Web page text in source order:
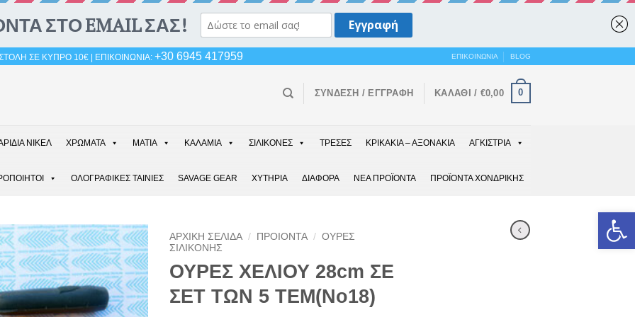
ΣΕ ΚΥΠΡΟ 10€ | ΕΠΙΚΟΙΝΩΝΙΑ: +30 6945 417959 ΕΠΙΚΟΙΝΩΝΙΑ BLOG
ΣΎΝΔΕΣΗ / ΕΓΓΡΑΦΉ ΚΑΛΆΘΙ / €0,00 0
ΝΙΚΕΛ ΧΡΩΜΑΤΑ ΜΑΤΙΑ ΚΑΛΑΜΙΑ ΣΙΛΙΚΟΝΕΣ ΤΡΕΣΕΣ ΚΡΙΚΑΚΙΑ – ΑΞΟΝΑΚΙΑ ΑΓΚΙΣΤΡΙΑ
ΟΛΟΓΡΑΦΙΚΕΣ ΤΑΙΝΙΕΣ SAVAGE GEAR ΧΥΤΗΡΙΑ ΔΙΑΦΟΡΑ ΝΕΑ ΠΡΟΪΟΝΤΑ ΠΡΟΪΟΝΤΑ ΧΟΝΔΡΙΚΗΣ
ΑΡΧΙΚΉ ΣΕΛΊΔΑ / ΠΡΟΙΟΝΤΑ / ΟΥΡΕΣ
ΣΙΛΙΚΟΝΗΣ
ΟΥΡΕΣ ΧΕΛΙΟΥ 28cm ΣΕ
ΣΕΤ ΤΩΝ 5 ΤΕΜ(Νο18)